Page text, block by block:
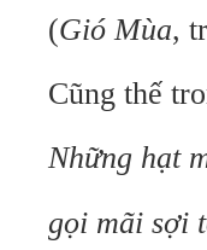
(Gió Mùa,
Cũng thế
Những hạt
gọi mãi sợi